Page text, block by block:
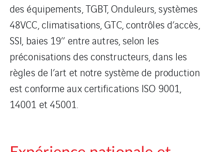
des équipements, TGBT, Onduleurs, systèmes
48VCC, climatisations, GTC, contrôles d’accès,
SSI, baies 19’’ entre autres, selon les
préconisations des constructeurs, dans les
règles de l’art et notre système de production
est conforme aux certifications ISO 9001,
14001 et 45001.